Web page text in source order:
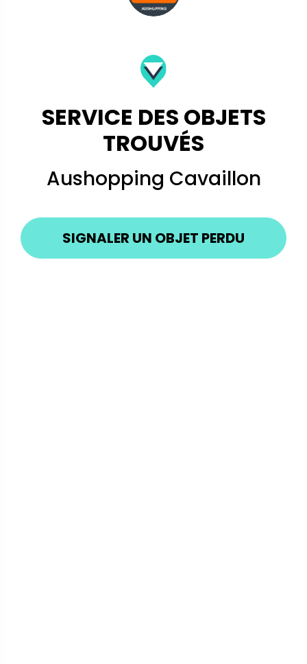
SERVICE DES OBJETS
TROUVÉS
Aushopping Cavaillon
SIGNALER UN OBJET PERDU